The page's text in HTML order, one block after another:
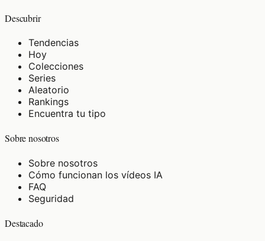
Descubrir
Tendencias
Hoy
Colecciones
Series
Aleatorio
Rankings
Encuentra tu tipo
Sobre nosotros
Sobre nosotros
Cómo funcionan los vídeos IA
FAQ
Seguridad
Destacado